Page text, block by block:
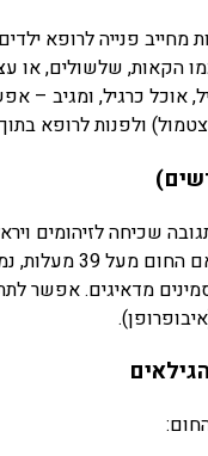
38.5 מעלות מחייב פנייה
הקאות, שלשולים, או
אוכל כרגיל, ומגיב –
ולפנות לרופא
שכיחה לזיהומים